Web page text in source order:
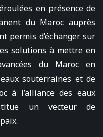
en présence de
du Maroc auprès
permis d’échanger sur
solutions à mettre en
du Maroc en
souterraines et de
à l’alliance des eaux
un vecteur de